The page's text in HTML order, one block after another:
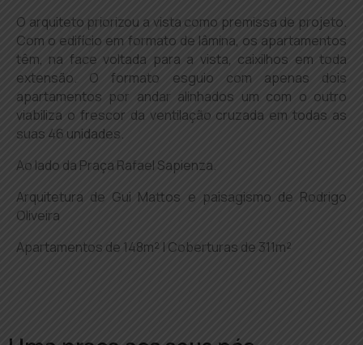
O arquiteto priorizou a vista como premissa de projeto.
Com o edifício em formato de lâmina, os apartamentos
têm, na face voltada para a vista, caixilhos em toda
extensão. O formato esguio com apenas dois
apartamentos por andar alinhados um com o outro
viabiliza o frescor da ventilação cruzada em todas as
suas 46 unidades.
Ao lado da Praça Rafael Sapienza.
Arquitetura de Gui Mattos e paisagismo de Rodrigo
Oliveira
Apartamentos de 148m² | Coberturas de 311m²